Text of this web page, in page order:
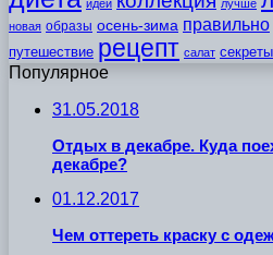
идеи лучше
новая образы осень-зима правильно
путешествие рецепт салат секреты
Популярное
31.05.2018
Отдых в декабре. Куда
декабре?
01.12.2017
Чем оттереть краску с